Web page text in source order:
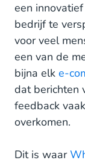
een
bedrijf te
voor veel
een van de
bijna elk e-
dat berichten
feedback
overkomen.
Dit is waar